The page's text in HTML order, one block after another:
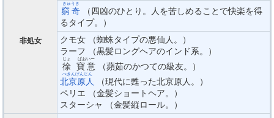
非処女
窮奇
きゅうき
（四凶のひとり。人を苦しめることで快楽を得
るタイプ。）
クモ女 （蜘蛛タイプの悪仙人。）
ラーフ （黒髪ロングヘアのインド系。）
徐
じょ
寶意
ばおいー
（蘋茹のかつての級友。）
北京原人
ぺきんげんじん
（現代に甦った北京原人。）
ペリエ （金髪ショートヘア。）
スターシャ （金髪縦ロール。）